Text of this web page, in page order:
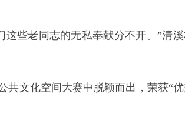
些老同志的无私奉献分不开。”清
共文化空间大赛中脱颖而出，荣获“